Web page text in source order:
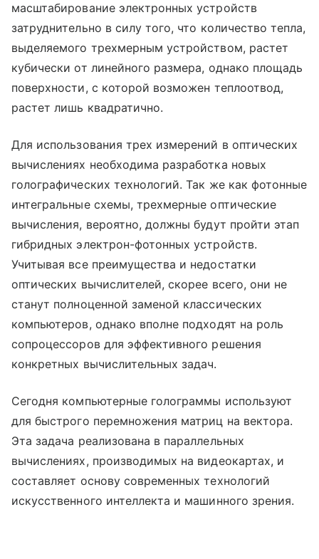
масштабирование электронных устройств
затруднительно в силу того, что количество тепла,
выделяемого трехмерным устройством, растет
кубически от линейного размера, однако площадь
поверхности, с которой возможен теплоотвод,
растет лишь квадратично.
Для использования трех измерений в оптических
вычислениях необходима разработка новых
голографических технологий. Так же как фотонные
интегральные схемы, трехмерные оптические
вычисления, вероятно, должны будут пройти этап
гибридных электрон-фотонных устройств.
Учитывая все преимущества и недостатки
оптических вычислителей, скорее всего, они не
станут полноценной заменой классических
компьютеров, однако вполне подходят на роль
сопроцессоров для эффективного решения
конкретных вычислительных задач.
Сегодня компьютерные голограммы используют
для быстрого перемножения матриц на вектора.
Эта задача реализована в параллельных
вычислениях, производимых на видеокартах, и
составляет основу современных технологий
искусственного интеллекта и машинного зрения.